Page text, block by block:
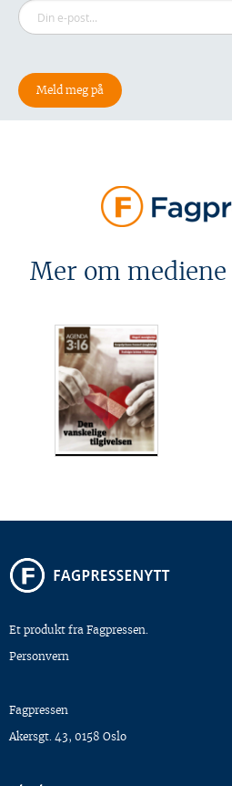
Mer om mediene
Et produkt fra Fagpressen.
Personvern
Fagpressen
Akersgt. 43, 0158 Oslo